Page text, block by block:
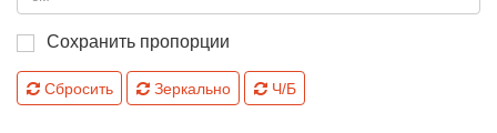
Сохранить пропорции
Сбросить Зеркально Ч/Б